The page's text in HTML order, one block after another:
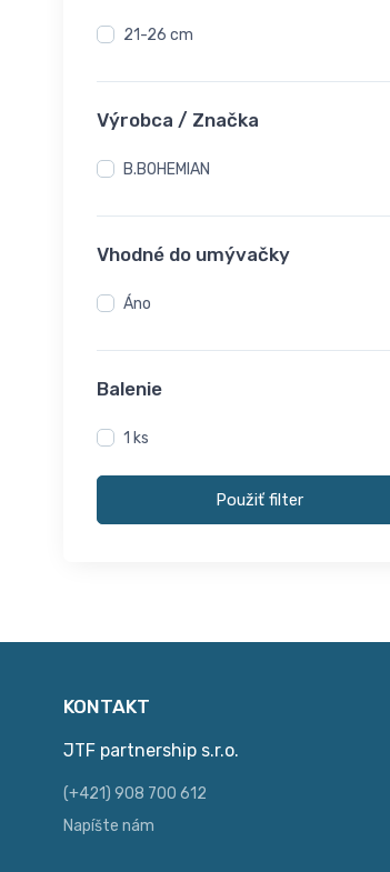
21-26 cm
Výrobca / Značka
B.BOHEMIAN
Vhodné do umývačky
Áno
Balenie
1 ks
Použiť filter
KONTAKT
JTF partnership s.r.o.
(+421) 908 700 612
Napíšte nám